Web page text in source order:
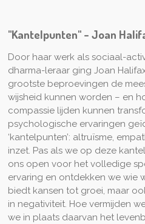
"Kantelpunten" - Joan
Door haar werk als sociaal-
dharma-leraar ging Joan
grootste beproevingen de
wijsheid kunnen worden – en
compassie lijden kunnen
psychologische ervaringen
‘kantelpunten’: altruïsme,
inzet. Pas als we op deze
ons open voor het volledige
ervaring en ontdekken we wie
biedt kansen tot groei, maar
in negativiteit. Hoe vermijden
we in plaats daarvan het